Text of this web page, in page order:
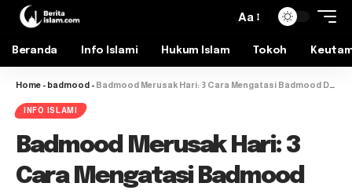
Aa
Beranda Info Islami Hukum Islam Tokoh
Home - badmood - Badmood Merusak Hari: 3 Cara Mengatasi Badmood Dalam Islam
INFO ISLAMI
Badmood Merusak Hari: 3
Cara Mengatasi Badmood